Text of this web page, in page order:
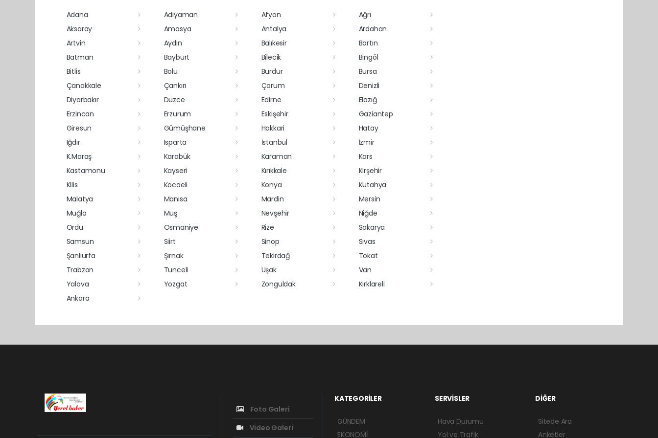
Adana Adıyaman Afyon
Ağrı
Aksaray
Amasya Antalya
Ardahan
Artvin
Aydın Balıkesir
Bartın
Batman
Bayburt Bilecik
Bingöl
Bitlis
Bolu Burdur
Bursa
Çanakkale
Çankırı Çorum
Denizli
Diyarbakır
Düzce Edirne
Elazığ
Erzincan
Erzurum Eskişehir
Gaziantep
Giresun
Gümüşhane Hakkari
Hatay
Iğdır
Isparta İstanbul
İzmir
K.Maraş
Karabük Karaman
Kars
Kastamonu
Kayseri Kırıkkale
Kırşehir
Kilis
Kocaeli Konya
Kütahya
Malatya
Manisa Mardin
Mersin
Muğla
Muş Nevşehir
Niğde
Ordu
Osmaniye Rize
Sakarya
Samsun
Siirt Sinop
Sivas
Şanlıurfa
Şırnak Tekirdağ
Tokat
Trabzon
Tunceli Uşak
Van
Yalova
Yozgat Zonguldak
Kırklareli
Ankara
Foto Galeri
Video Galeri
KATEGORİLER
GÜNDEM
EKONOMİ
SERVİSLER
Hava Durumu
Yol ve Trafik
DİĞER
Sitede Ara
Anketler